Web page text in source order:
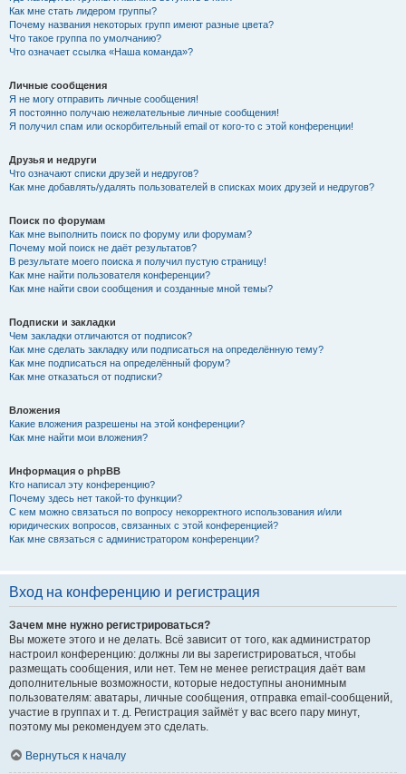
Как мне стать лидером группы?
Почему названия некоторых групп имеют разные цвета?
Что такое группа по умолчанию?
Что означает ссылка «Наша команда»?
Личные сообщения
Я не могу отправить личные сообщения!
Я постоянно получаю нежелательные личные сообщения!
Я получил спам или оскорбительный email от кого-то с этой конференции!
Друзья и недруги
Что означают списки друзей и недругов?
Как мне добавлять/удалять пользователей в списках моих друзей и недругов?
Поиск по форумам
Как мне выполнить поиск по форуму или форумам?
Почему мой поиск не даёт результатов?
В результате моего поиска я получил пустую страницу!
Как мне найти пользователя конференции?
Как мне найти свои сообщения и созданные мной темы?
Подписки и закладки
Чем закладки отличаются от подписок?
Как мне сделать закладку или подписаться на определённую тему?
Как мне подписаться на определённый форум?
Как мне отказаться от подписки?
Вложения
Какие вложения разрешены на этой конференции?
Как мне найти мои вложения?
Информация о phpBB
Кто написал эту конференцию?
Почему здесь нет такой-то функции?
С кем можно связаться по вопросу некорректного использования и/или
юридических вопросов, связанных с этой конференцией?
Как мне связаться с администратором конференции?
Вход на конференцию и регистрация
Зачем мне нужно регистрироваться?
Вы можете этого и не делать. Всё зависит от того, как администратор
настроил конференцию: должны ли вы зарегистрироваться, чтобы
размещать сообщения, или нет. Тем не менее регистрация даёт вам
дополнительные возможности, которые недоступны анонимным
пользователям: аватары, личные сообщения, отправка email-сообщений,
участие в группах и т. д. Регистрация займёт у вас всего пару минут,
поэтому мы рекомендуем это сделать.
Вернуться к началу